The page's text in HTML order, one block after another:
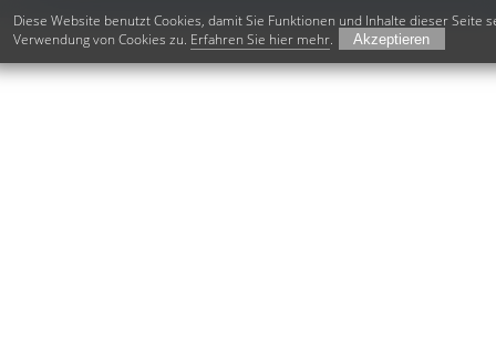
Diese Website benutzt Cookies, damit Sie Funktionen und Inhalte dieser
Verwendung von Cookies zu. Erfahren Sie hier mehr.